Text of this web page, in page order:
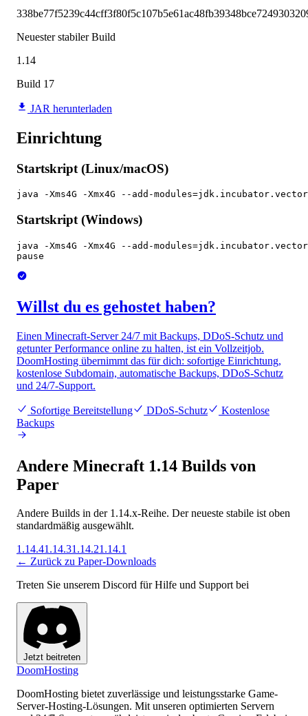
Neuester stabiler Build
1.14
Build 17
JAR herunterladen
Einrichtung
Startskript (Linux/macOS)
java -Xms4G -Xmx4G --add-
Startskript (Windows)
java -Xms4G -Xmx4G --add-
pause
Willst du es gehostet haben?
Einen Minecraft-Server 24/7 mit Backups, DDoS-Schutz und
getunter Performance online zu halten, ist ein Vollzeitjob.
DoomHosting übernimmt das für dich: sofortige Einrichtung,
kostenlose Subdomain, automatische Backups, DDoS-Schutz
und 24/7-Support.
Sofortige Bereitstellung DDoS-Schutz
Kostenlose
Backups
Andere Minecraft 1.14 Builds von
Paper
Andere Builds in der 1.14.x-Reihe. Der neueste stabile ist oben
standardmäßig ausgewählt.
1.14.41.14.31.14.21.14.1
← Zurück zu Paper-Downloads
Treten Sie unserem Discord für Hilfe und Support bei
Jetzt beitreten
DoomHosting
DoomHosting bietet zuverlässige und leistungsstarke Game-
Server-Hosting-Lösungen. Mit unseren optimierten Servern